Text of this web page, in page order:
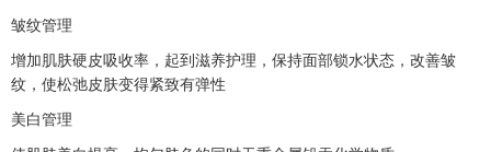
皱纹管理
增加肌肤硬皮吸收率，起到滋养护理，保持面部锁水状态，改善皱
纹，使松弛皮肤变得紧致有弹性
美白管理